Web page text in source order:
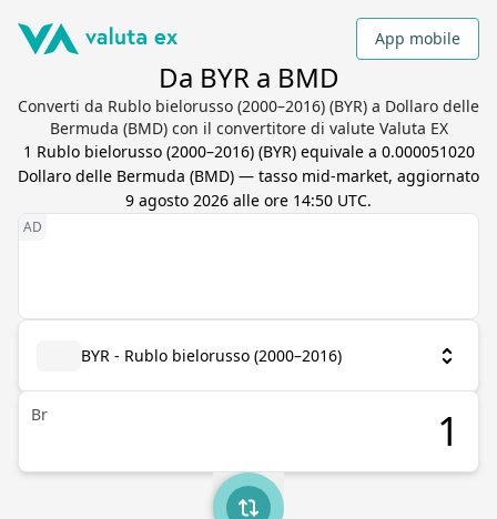
App mobile
Da BYR a BMD
Converti da Rublo bielorusso (2000–2016) (BYR) a Dollaro delle
Bermuda (BMD) con il convertitore di valute Valuta EX
1 Rublo bielorusso (2000–2016)(BYR) equivale a 0.000051020
Dollaro delle Bermuda (BMD) — tasso mid-market, aggiornato
9 agosto 2026 alle ore 14:50 UTC.
BYR - Rublo bielorusso (2000–2016)
Br